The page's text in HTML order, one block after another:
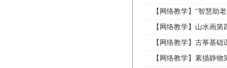
【网络教学】“智慧助
【网络教学】山水画第
【网络教学】古筝基础
【网络教学】素描静物